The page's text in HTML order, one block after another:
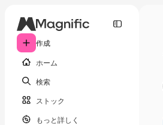
作成
ホーム
検索
ストック
もっと詳しく